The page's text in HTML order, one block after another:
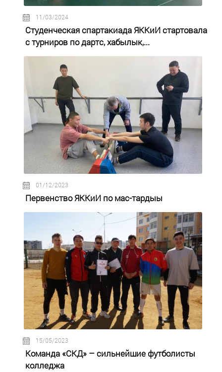
11/03/2024
Студенческая спартакиада ЯККиИ стартовала
с турниров по дартс, хабылык,...
01/12/2023
Первенство ЯККиИ по мас-тардыы
15/05/2023
Команда «СКД» – сильнейшие футболисты
колледжа